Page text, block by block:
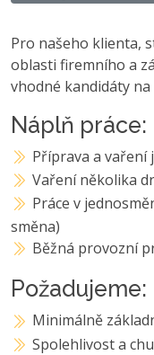
Pro našeho klienta,
oblasti firemního a
vhodné kandidáty na
Náplň práce:
Příprava a
Vaření několika
Práce v
směna)
Běžná provozní
Požadujeme:
Minimálně
Spolehlivost a